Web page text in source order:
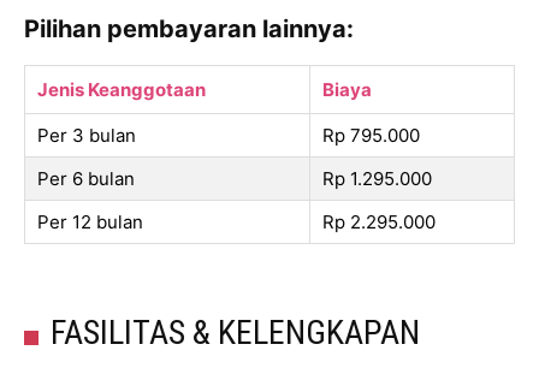
Pilihan pembayaran lainnya:
Jenis Keanggotaan
Biaya
Per 3 bulan
Rp 795.000
Per 6 bulan
Rp 1.295.000
Per 12 bulan
Rp 2.295.000
FASILITAS & KELENGKAPAN